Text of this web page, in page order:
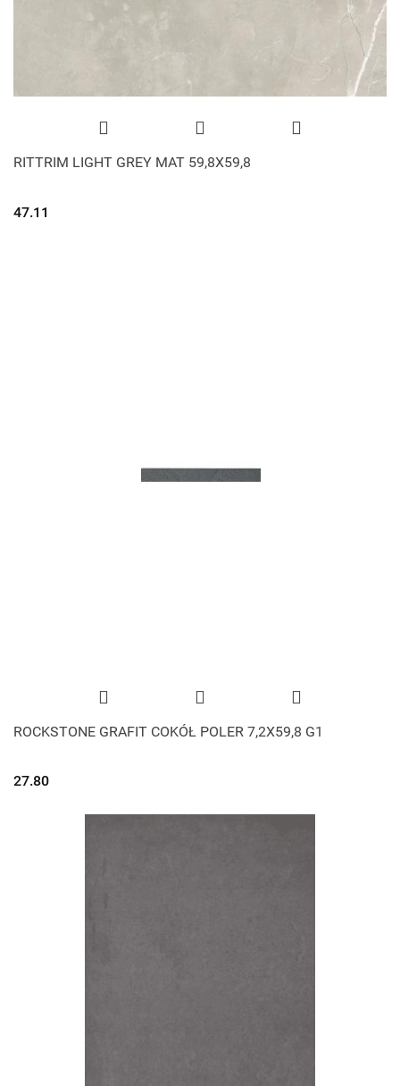
RITTRIM LIGHT GREY MAT 59,8X59,8
47.11
ROCKSTONE GRAFIT COKÓŁ POLER 7,2X59,8 G1
27.80